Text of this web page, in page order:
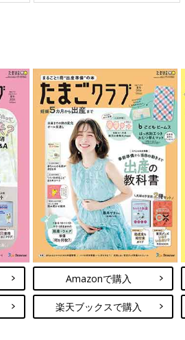
Amazonで購入
楽天ブックスで購入